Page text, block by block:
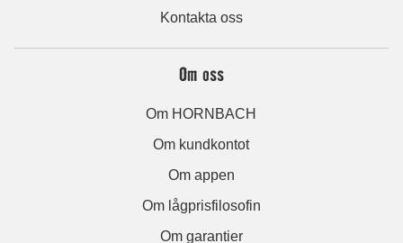
Kontakta oss
Om oss
Om HORNBACH
Om kundkontot
Om appen
Om lågprisfilosofin
Om garantier